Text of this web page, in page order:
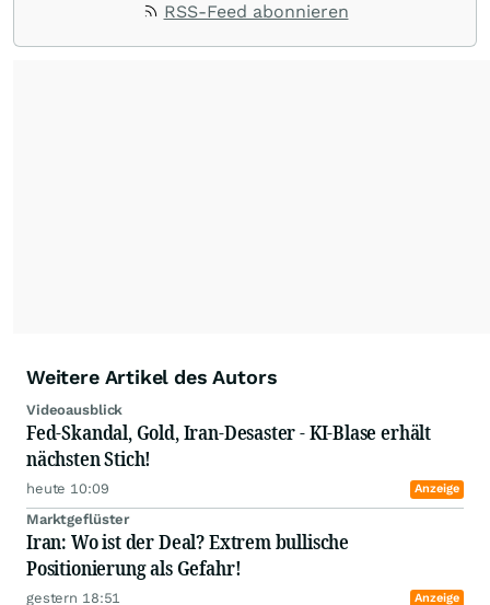
Konditionen zu handeln. Darüber hinaus
RSS-Feed abonnieren
Weitere Artikel des Autors
Videoausblick
Fed-Skandal, Gold, Iran-Desaster - KI-Blase erhält
nächsten Stich!
heute 10:09 Anzeige
Marktgeflüster
Iran: Wo ist der Deal? Extrem bullische
Positionierung als Gefahr!
gestern 18:51 Anzeige